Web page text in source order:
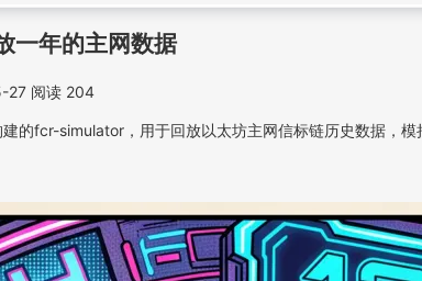
一年的主网数据
27 阅读 204
的fcr-simulator，用于回放以太坊主网信标链历史数据，